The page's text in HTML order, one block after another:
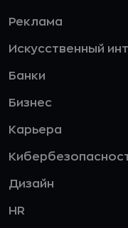
Реклама
Искусственный
Банки
Бизнес
Карьера
Дизайн
HR